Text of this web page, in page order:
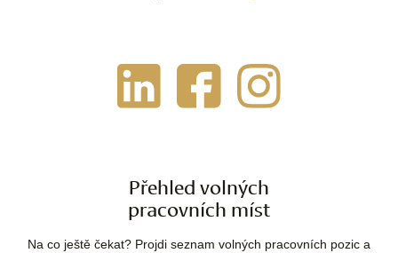
Přehled volných
pracovních míst
Na co ještě čekat? Projdi seznam volných pracovních pozic a